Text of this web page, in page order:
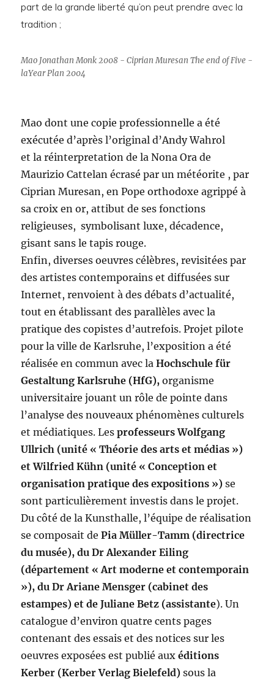
part de la grande liberté qu’on peut prendre avec la
tradition ;
Mao Jonathan Monk 2008 - Ciprian Muresan The end of Five -
laYear Plan 2004
Mao dont une copie professionnelle a été
exécutée d’après l’original d’Andy Wahrol
et la réinterpretation de la Nona Ora de
Maurizio Cattelan écrasé par un météorite , par
Ciprian Muresan, en Pope orthodoxe agrippé à
sa croix en or, attibut de ses fonctions
religieuses, symbolisant luxe, décadence,
gisant sans le tapis rouge.
Enfin, diverses oeuvres célèbres, revisitées par
des artistes contemporains et diffusées sur
Internet, renvoient à des débats d’actualité,
tout en établissant des parallèles avec la
pratique des copistes d’autrefois. Projet pilote
pour la ville de Karlsruhe, l’exposition a été
réalisée en commun avec laHochschule für
Gestaltung Karlsruhe (HfG), organisme
universitaire jouant un rôle de pointe dans
l’analyse des nouveaux phénomènes culturels
et médiatiques. Lesprofesseurs Wolfgang
Ullrich (unité « Théorie des arts et médias »)
et Wilfried Kühn (unité « Conception et
organisation pratique des expositions ») se
sont particulièrement investis dans le projet.
Du côté de la Kunsthalle, l’équipe de réalisation
se composait dePia Müller-Tamm (directrice
du musée), du Dr Alexander Eiling
(département « Art moderne et contemporain
»), du Dr Ariane Mensger (cabinet des
estampes) et de Juliane Betz (assistante). Un
catalogue d’environ quatre cents pages
contenant des essais et des notices sur les
oeuvres exposées est publié auxéditions
Kerber (Kerber Verlag Bielefeld) sous la